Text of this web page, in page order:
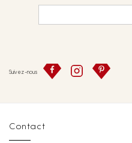
Suivez-nous
Contact